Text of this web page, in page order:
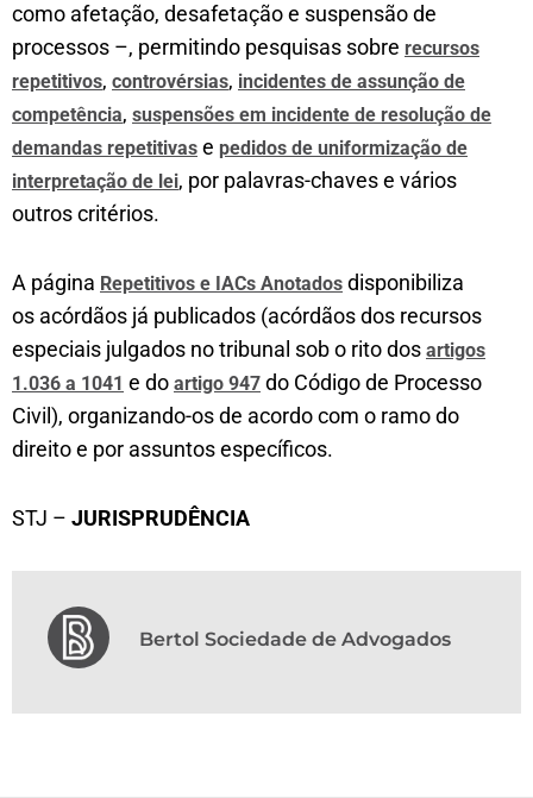
como afetação, desafetação e suspensão de
processos –, permitindo pesquisas sobre recursos
repetitivos, controvérsias, incidentes de assunção de
competência, suspensões em incidente de resolução de
demandas repetitivas e pedidos de uniformização de
interpretação de lei, por palavras-chaves e vários
outros critérios.
A página Repetitivos e IACs Anotados disponibiliza
os acórdãos já publicados (acórdãos dos recursos
especiais julgados no tribunal sob o rito dos artigos
1.036 a 1041 e do artigo 947 do Código de Processo
Civil), organizando-os de acordo com o ramo do
direito e por assuntos específicos.
STJ – JURISPRUDÊNCIA
Bertol Sociedade de Advogados